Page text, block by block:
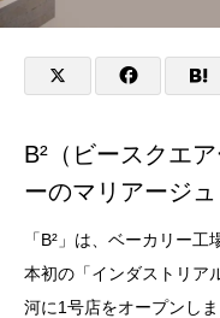
B²（ビースクエ
ーのマリアージュ
「B²」は、ベーカリー
本初の「インダストリア
河に1号店をオープンし